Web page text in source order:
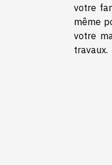
votre
même
votre
travaux.